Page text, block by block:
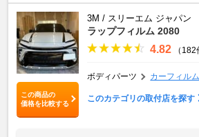
この商品の
価格を比較する
3M / スリーエム ジャパン
ラップフィルム 2080
4.82 （182
ボディパーツ カーフィル
このカテゴリの取付店を探す